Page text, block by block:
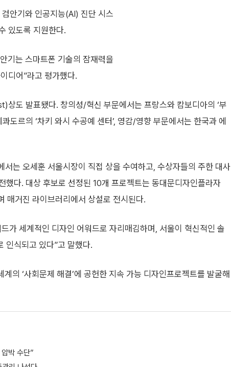
안기와 인공지능(AI) 진단 시스
있도록 지원한다.
기는 스마트폰 기술의 잠재력을
디어”라고 평가했다.
도 발표됐다. 창의성/혁신 부문에서는 프랑스와 캄보디아의 ‘부
도르의 ‘차키 와시 수공예 센터’, 영감/영향 부문에서는 한국과 에
는 오세훈 서울시장이 직접 상을 수여하고, 수상자들의 주한 대사
했다. 대상 후보로 선정된 10개 프로젝트는 동대문디자인플라자
매거진 라이브러리에서 상설로 전시된다.
가 세계적인 디자인 어워드로 자리매김하며, 서울이 혁신적인 솔
인식되고 있다”고 말했다.
의 ‘사회문제 해결’에 공헌한 지속 가능 디자인프로젝트를 발굴해
박 수단”